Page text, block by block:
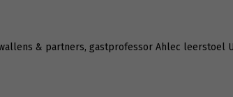
& partners, gastprofessor Ahlec leerstoel